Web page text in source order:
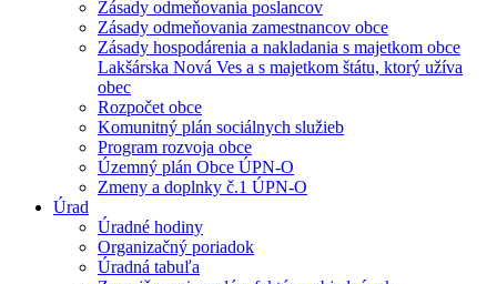
Zásady odmeňovania poslancov
Zásady odmeňovania zamestnancov obce
Zásady hospodárenia a nakladania s majetkom obce
Lakšárska Nová Ves a s majetkom štátu, ktorý užíva
obec
Rozpočet obce
Komunitný plán sociálnych služieb
Program rozvoja obce
Územný plán Obce ÚPN-O
Zmeny a doplnky č.1 ÚPN-O
Úrad
Úradné hodiny
Organizačný poriadok
Úradná tabuľa